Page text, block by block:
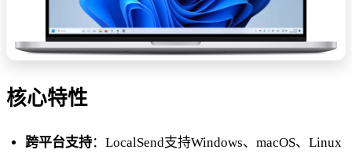
核心特性
跨平台支持：LocalSend支持Windows、macOS、Linux